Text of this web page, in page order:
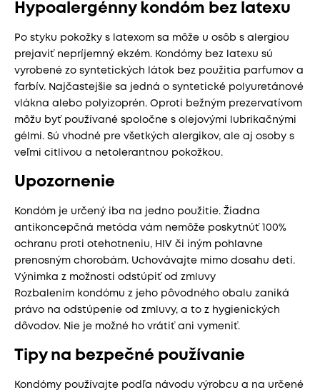
Hypoalergénny kondóm bez latexu
Po styku pokožky s latexom sa môže u osôb s alergiou
prejaviť nepríjemný ekzém. Kondómy bez latexu sú
vyrobené zo syntetických látok bez použitia parfumov a
farbív. Najčastejšie sa jedná o syntetické polyuretánové
vlákna alebo polyizoprén. Oproti bežným prezervatívom
môžu byť používané spoločne s olejovými lubrikačnými
gélmi. Sú vhodné pre všetkých alergikov, ale aj osoby s
veľmi citlivou a netolerantnou pokožkou.
Upozornenie
Kondóm je určený iba na jedno použitie. Žiadna
antikoncepčná metóda vám nemôže poskytnúť 100%
ochranu proti otehotneniu, HIV či iným pohlavne
prenosným chorobám. Uchovávajte mimo dosahu detí.
Výnimka z možnosti odstúpiť od zmluvy
Rozbalením kondómu z jeho pôvodného obalu zaniká
právo na odstúpenie od zmluvy, a to z hygienických
dôvodov. Nie je možné ho vrátiť ani vymeniť.
Tipy na bezpečné používanie
Kondómy používajte podľa návodu výrobcu a na určené